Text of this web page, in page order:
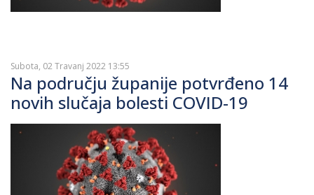
Subota, 02 Travanj 2022 13:55
Na području županije potvrđeno 14
novih slučaja bolesti COVID-19